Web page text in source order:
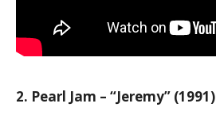
2. Pearl Jam – “Jeremy” (1991)